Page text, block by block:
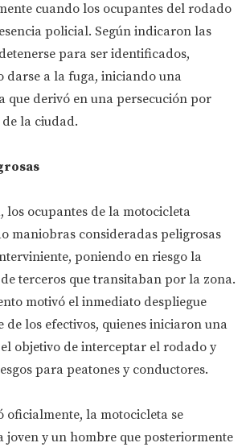
cuando los ocupantes del rodado
policial. Según indicaron las
para ser identificados,
a la fuga, iniciando una
que derivó en una persecución por
la ciudad.
los ocupantes de la motocicleta
maniobras consideradas peligrosas
poniendo en riesgo la
terceros que transitaban por la zona.
motivó el inmediato despliegue
los efectivos, quienes iniciaron una
objetivo de interceptar el rodado y
para peatones y conductores.
oficialmente, la motocicleta se
joven y un hombre que posteriormente